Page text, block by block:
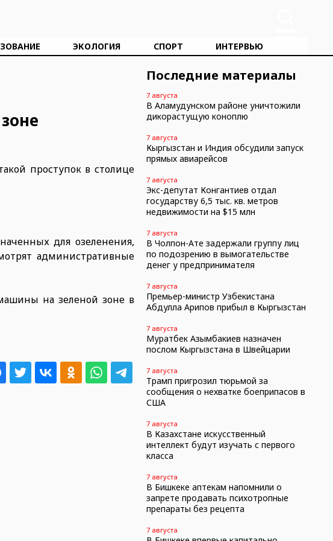
ЭКОЛОГИЯ СПОРТ ИНТЕРВЬЮ
проступок в столице
для озеленения,
административные
на зеленой зоне в
Последние материалы
7 августа
В Аламудунском районе уничтожили
дикорастущую коноплю
7 августа
Кыргызстан и Индия обсудили запуск
прямых авиарейсов
7 августа
Экс-депутат Конгантиев отдал
государству 6,5 тыс. кв. метров
недвижимости на $15 млн
7 августа
В Чолпон-Ате задержали группу лиц
по подозрению в вымогательстве
денег у предпринимателя
7 августа
Премьер-министр Узбекистана
Абдулла Арипов прибыл в Кыргызстан
7 августа
Муратбек Азымбакиев назначен
послом Кыргызстана в Швейцарии
7 августа
Трамп пригрозил тюрьмой за
сообщения о нехватке боеприпасов в
США
7 августа
В Казахстане искусственный
интеллект будут изучать с первого
класса
7 августа
В Бишкеке аптекам напомнили о
запрете продавать психотропные
препараты без рецепта
7 августа